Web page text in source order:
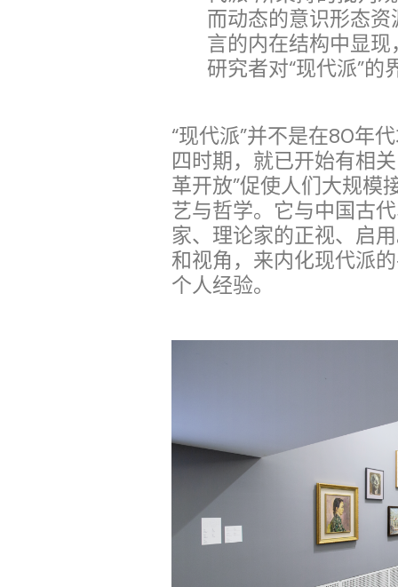
而动态的意识形态资
言的内在结构中显
研究者对“现代派”
“现代派”并不是在80年
四时期，就已开始有相
革开放”促使人们大规模
艺与哲学。它与中国古
家、理论家的正视、启
和视角，来内化现代派
个人经验。